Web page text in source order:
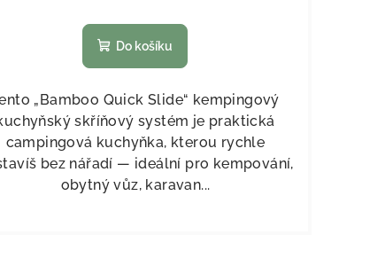
Do košíku
„Bamboo Quick Slide“ kempingový
skříňový systém je praktická
campingová kuchyňka, kterou rychle
bez nářadí — ideální pro kempování,
obytný vůz, karavan...